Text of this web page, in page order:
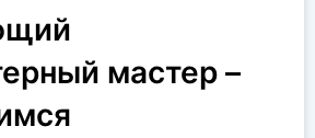
мастер –